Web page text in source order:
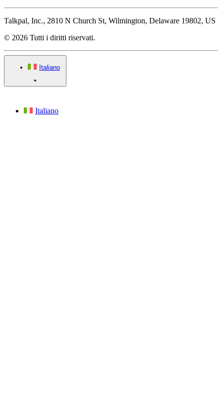
Talkpal, Inc., 2810 N Church St, Wilmington, Delaware 19802, US
© 2026 Tutti i diritti riservati.
Italiano
Italiano